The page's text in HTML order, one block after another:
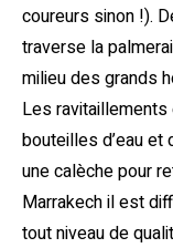
coureurs sinon !).
traverse la
milieu des grands
Les
bouteilles d’eau et
une calèche pour
Marrakech il est
tout niveau de